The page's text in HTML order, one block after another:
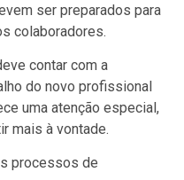
ser preparados para
colaboradores.
contar com a
do novo profissional
uma atenção especial,
mais à vontade.